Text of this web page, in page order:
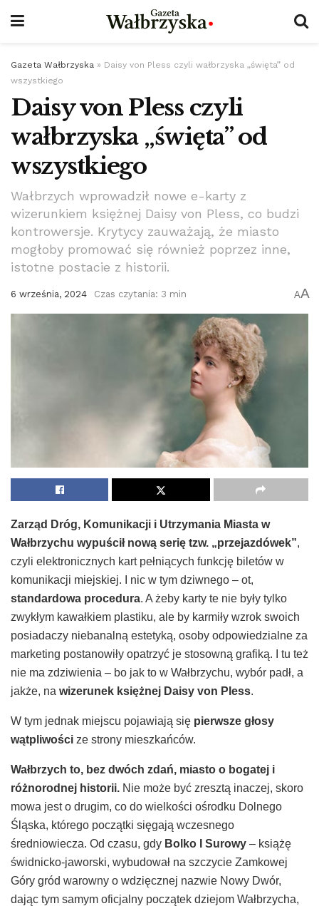
Gazeta Wałbrzyska » Daisy von Pless czyli wałbrzyska „święta” od
wszystkiego
Daisy von Pless czyli
wałbrzyska „święta” od
wszystkiego
Wałbrzych wprowadził nowe e-karty z
wizerunkiem księżnej Daisy von Pless, co budzi
kontrowersje. Krytycy zauważają, że miasto
mogłoby promować się również poprzez inne,
istotne postacie z historii.
6 września, 2024 Czas czytania: 3 min AA
Zarząd Dróg, Komunikacji i Utrzymania Miasta w
Wałbrzychu wypuścił nową serię tzw. „przejazdówek”,
czyli elektronicznych kart pełniących funkcję biletów w
komunikacji miejskiej. I nic w tym dziwnego – ot,
standardowa procedura. A żeby karty te nie były tylko
zwykłym kawałkiem plastiku, ale by karmiły wzrok swoich
posiadaczy niebanalną estetyką, osoby odpowiedzialne za
marketing postanowiły opatrzyć je stosowną grafiką. I tu też
nie ma zdziwienia – bo jak to w Wałbrzychu, wybór padł, a
jakże, na wizerunek księżnej Daisy von Pless.
W tym jednak miejscu pojawiają się pierwsze głosy
wątpliwości ze strony mieszkańców.
Wałbrzych to, bez dwóch zdań, miasto o bogatej i
różnorodnej historii. Nie może być zresztą inaczej, skoro
mowa jest o drugim, co do wielkości ośrodku Dolnego
Śląska, którego początki sięgają wczesnego
średniowiecza. Od czasu, gdy Bolko I Surowy – książę
świdnicko-jaworski, wybudował na szczycie Zamkowej
Góry gród warowny o wdzięcznej nazwie Nowy Dwór,
dając tym samym oficjalny początek dziejom Wałbrzycha,